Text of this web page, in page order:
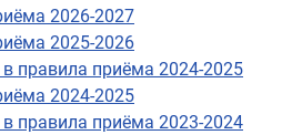
2026-2027
2025-2026
правила приёма 2024-2025
2024-2025
правила приёма 2023-2024